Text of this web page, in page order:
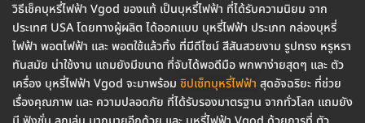
วิธีเช็คบุหรี่ไฟฟ้า Vgod ของแท้ เป็นบุหรี่ไฟฟ้า ที่ได้รับความนิยม จาก
ประเทศ USA โดยทางผู้ผลิต ได้ออกแบบ บุหรี่ไฟฟ้า ประเภท กล่องบุหรี่
ไฟฟ้า พอตไฟฟ้า และ พอตใช้แล้วทิ้ง ที่มีดีไซน์ สีสันสวยงาม รูปทรง หรูหรา
ทันสมัย น่าใช้งาน แถมยังมีขนาด ที่จับได้พอดีมือ พกพาง่ายสุดๆ และ ตัว
เครื่อง บุหรี่ไฟฟ้า Vgod จะมาพร้อม ชิปเซ็ทบุหรี่ไฟฟ้า สุดอัจฉริยะ ที่ช่วย
เรื่องคุณภาพ และ ความปลอดภัย ที่ได้รับรองมาตรฐาน จากทั่วโลก แถมยัง